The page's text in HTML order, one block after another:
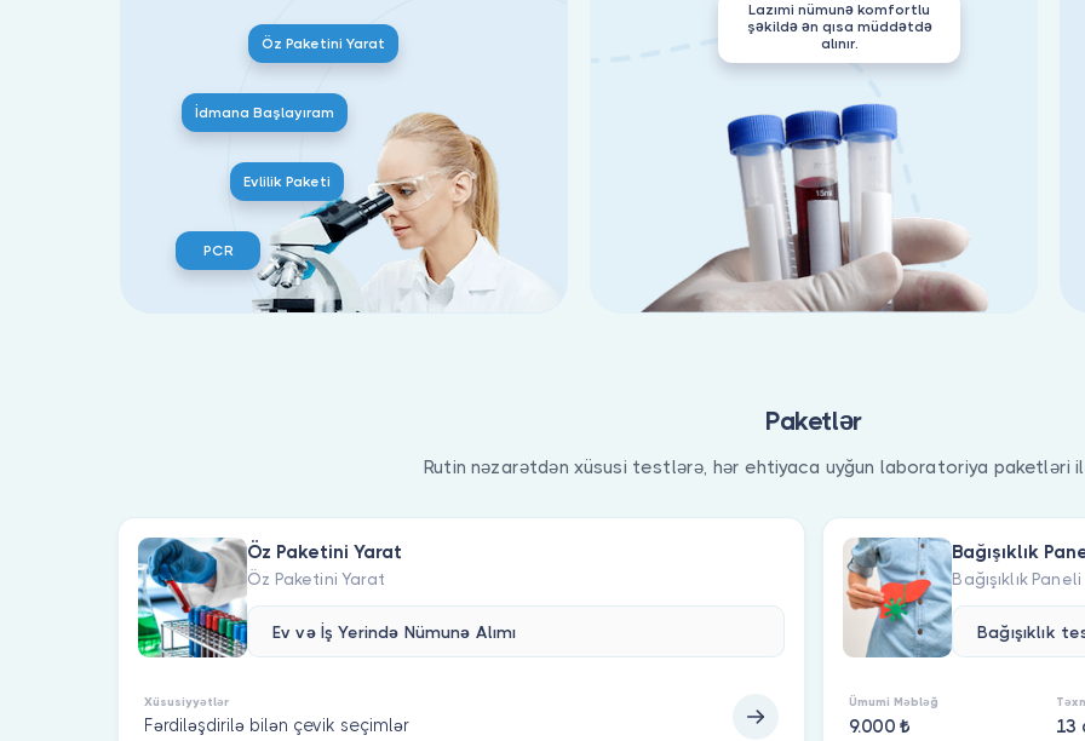
Öz Paketini Yarat
İdmana Başlayıram
Evlilik Paketi
PCR
Lazımi nümunə komfortlu
şəkildə ən qısa müddətdə
alınır.
Paketlər
Rutin nəzarətdən xüsusi testlərə, hər ehtiyaca uyğun laboratoriya paketləri ilə
Öz Paketini Yarat
Öz Paketini Yarat
Ev və İş Yerində Nümunə Alımı
Xüsusiyyətlər
Fərdiləşdirilə bilən çevik seçimlər
Bağışıklık
Bağışıklık Paneli
Ümumi Məbləğ
9.000 ₺ 13